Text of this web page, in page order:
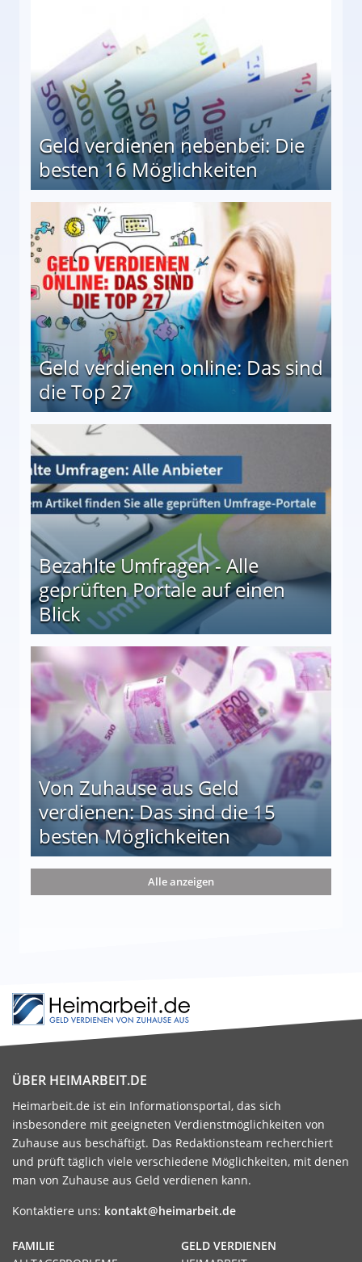
Geld verdienen nebenbei: Die
besten 16 Möglichkeiten
Geld verdienen online: Das sind
die Top 27
Bezahlte Umfragen - Alle
geprüften Portale auf einen
Blick
auf einen Blick
Von Zuhause aus Geld
verdienen: Das sind die 15
besten Möglichkeiten
die 15 besten Möglichkeiten
Alle anzeigen
ÜBER HEIMARBEIT.DE
Heimarbeit.de ist ein Informationsportal, das sich
insbesondere mit geeigneten Verdienstmöglichkeiten von
Zuhause aus beschäftigt. Das Redaktionsteam recherchiert
und prüft täglich viele verschiedene Möglichkeiten, mit denen
man von Zuhause aus Geld verdienen kann.
Kontaktiere uns: kontakt@heimarbeit.de
GELD VERDIENEN
FAMILIE